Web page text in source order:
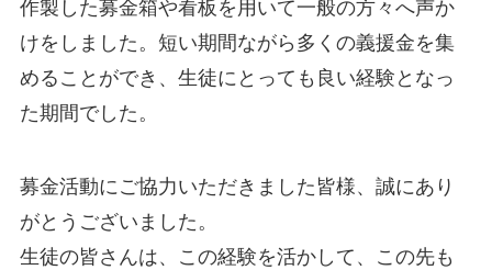
作製した募金箱や看板を用いて一般の方々へ声か
けをしました。短い期間ながら多くの義援金を集
めることができ、生徒にとっても良い経験となっ
た期間でした。
募金活動にご協力いただきました皆様、誠にあり
がとうございました。
生徒の皆さんは、この経験を活かして、この先も